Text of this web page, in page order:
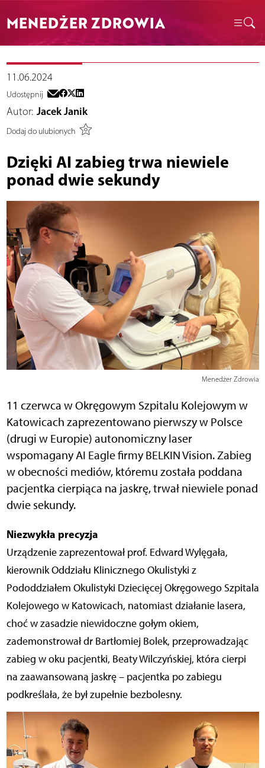
MENEDŻER ZDROWIA
11.06.2024
Udostępnij
Autor: Jacek Janik
Dodaj do ulubionych
Dzięki AI zabieg trwa niewiele
ponad dwie sekundy
Menedżer Zdrowia
11 czerwca w Okręgowym Szpitalu Kolejowym w
Katowicach zaprezentowano pierwszy w Polsce
(drugi w Europie) autonomiczny laser
wspomagany AI Eagle firmy BELKIN Vision. Zabieg
w obecności mediów, któremu została poddana
pacjentka cierpiąca na jaskrę, trwał niewiele ponad
dwie sekundy.
Niezwykła precyzja
Urządzenie zaprezentował prof. Edward Wylęgała,
kierownik Oddziału Klinicznego Okulistyki z
Pododdziałem Okulistyki Dziecięcej Okręgowego Szpitala
Kolejowego w Katowicach, natomiast działanie lasera,
choć w zasadzie niewidoczne gołym okiem,
zademonstrował dr Bartłomiej Bolek, przeprowadzając
zabieg w oku pacjentki, Beaty Wilczyńskiej, która cierpi
na zaawansowaną jaskrę – pacjentka po zabiegu
podkreślała, że był zupełnie bezbolesny.